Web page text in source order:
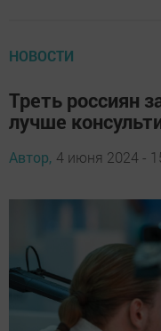
НОВОСТИ
Треть россиян
лучше
Автор, 4 июня 2024 -